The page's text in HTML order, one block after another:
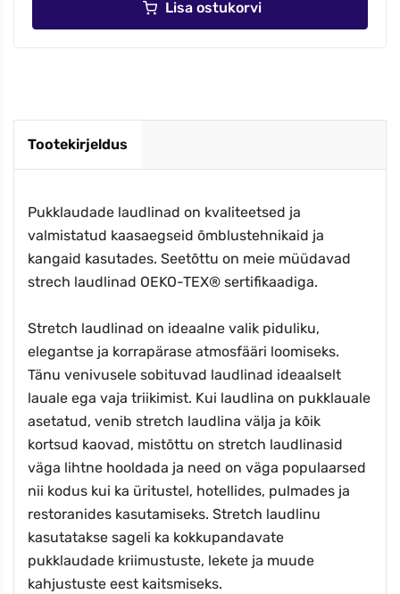
Lisa ostukorvi
Tootekirjeldus
Pukklaudade laudlinad on kvaliteetsed ja
valmistatud kaasaegseid õmblustehnikaid ja
kangaid kasutades. Seetõttu on meie müüdavad
strech laudlinad OEKO-TEX® sertifikaadiga.
Stretch laudlinad on ideaalne valik piduliku,
elegantse ja korrapärase atmosfääri loomiseks.
Tänu venivusele sobituvad laudlinad ideaalselt
lauale ega vaja triikimist. Kui laudlina on pukklauale
asetatud, venib stretch laudlina välja ja kõik
kortsud kaovad, mistõttu on stretch laudlinasid
väga lihtne hooldada ja need on väga populaarsed
nii kodus kui ka üritustel, hotellides, pulmades ja
restoranides kasutamiseks. Stretch laudlinu
kasutatakse sageli ka kokkupandavate
pukklaudade kriimustuste, lekete ja muude
kahjustuste eest kaitsmiseks.